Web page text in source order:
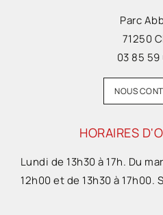
Parc
71250
03 85 59
NOUS
HORAIRES
Lundi de 13h30 à 17h. Du
12h00 et de 13h30 à 17h00.